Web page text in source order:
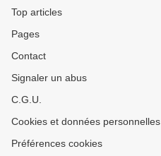
Top articles
Pages
Contact
Signaler un abus
C.G.U.
Cookies et données personnelles
Préférences cookies